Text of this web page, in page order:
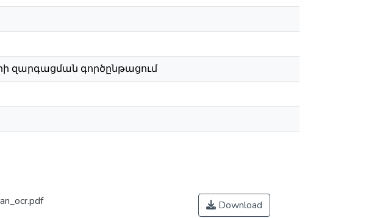
զարգացման գործընթացում
Download